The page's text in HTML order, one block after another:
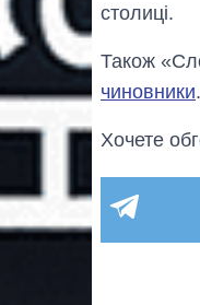
столиці.
Також
чиновники.
Хочете